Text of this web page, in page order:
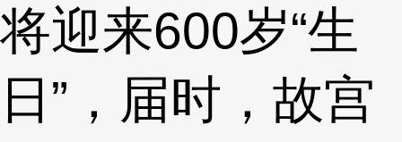
将迎来600岁“生
日”，届时，故宫